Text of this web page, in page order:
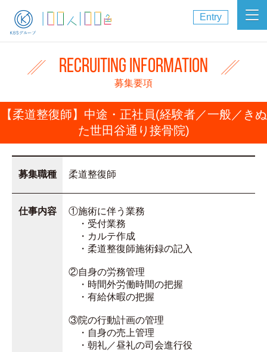
Entry
Recruiting Information
募集要項
【柔道整復師】中途・正社員(経験者／一般／きぬ
た世田谷通り接骨院)
募集職種 柔道整復師
仕事内容
①施術に伴う業務
・受付業務
・カルテ作成
・柔道整復師施術録の記入
②自身の労務管理
・時間外労働時間の把握
・有給休暇の把握
③院の行動計画の管理
・自身の売上管理
・朝礼／昼礼の司会進行役